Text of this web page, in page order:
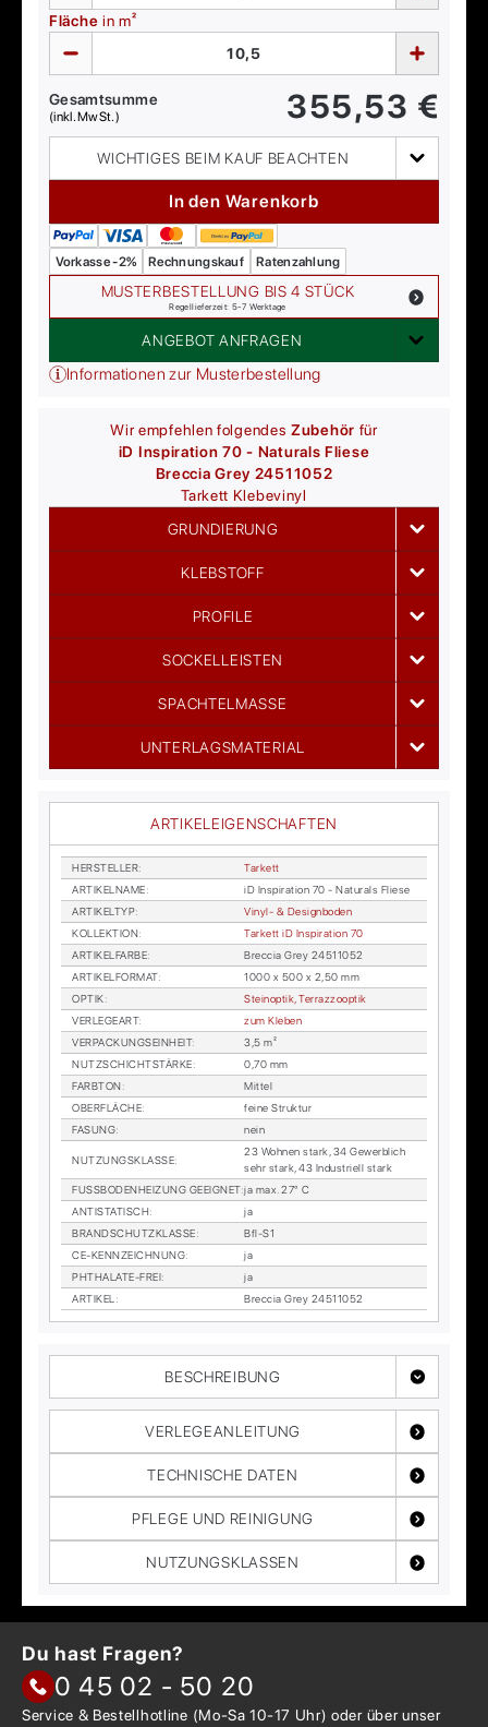
Fläche in m²
Gesamtsumme
(inkl. MwSt.) 355,53 €
WICHTIGES BEIM KAUF BEACHTEN
In den Warenkorb
Vorkasse -2% Rechnungskauf Ratenzahlung
MUSTERBESTELLUNG BIS 4 STÜCK
Regellieferzeit: 5-7 Werktage
ANGEBOT ANFRAGEN
Informationen zur Musterbestellung
Wir empfehlen folgendesZubehör für
iD Inspiration 70 - Naturals Fliese
Breccia Grey 24511052
Tarkett Klebevinyl
GRUNDIERUNG
KLEBSTOFF
PROFILE
SOCKELLEISTEN
SPACHTELMASSE
UNTERLAGSMATERIAL
ARTIKELEIGENSCHAFTEN
HER­STEL­LER:
Tar­kett
AR­TI­KEL­NA­ME:
iD In­spi­ra­ti­on 70 - Na­tu­rals Flie­se
AR­TI­KEL­TYP:
Vi­nyl- & De­sign­bo­den
KOL­LEK­TI­ON:
Tar­kett iD In­spi­ra­ti­on 70
AR­TI­KEL­FAR­BE:
Breccia Grey 24511052
AR­TI­KEL­FOR­MAT:
1000 x 500 x 2,50 mm
OP­TIK:
Stein­op­tik, Ter­raz­zoop­tik
VER­LE­GE­ART:
zum Kle­ben
VER­PA­CKUNGS­EIN­HEIT:
3,5 m²
NUTZ­SCHICHT­STÄR­KE:
0,70 mm
FARB­TON:
Mit­tel
OBER­FLÄ­CHE:
fei­ne Struk­tur
FA­SUNG: nein
NUT­ZUNGS­KLAS­SE:
23 Woh­nen stark, 34 Ge­werb­lich
sehr stark, 43 In­dus­tri­ell stark
FUSS­BO­DEN­HEI­ZUNG GE­EIG­NET:ja max. 27° C
AN­TI­STA­TISCH:
ja
BRAND­SCHUTZ­KLAS­SE:
Bfl-S1
CE-KENN­ZEICH­NUNG:
ja
PHTHA­LA­TE-FREI:
ja
AR­TI­KEL: Breccia Grey 24511052
BESCHREIBUNG
VERLEGEANLEITUNG
TECHNISCHE DATEN
PFLEGE UND REINIGUNG
NUTZUNGSKLASSEN
Du hast Fragen?
0 45 02 - 50 20
Service & Bestellhotline (Mo-Sa 10-17 Uhr) oder überunser